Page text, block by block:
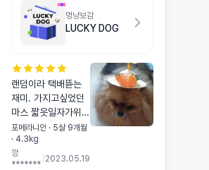
한 걸 쓰는 편인데 거
기에 가로로 한 장 놔
두면 참 편하게 쓸 수
에 아로마패드XL도
색 + 스티커 있는 상
태로 배변판을 꽉 채
워 테두리에 붙이는
크기였다면, 요 상품
은 검정색 + 베이비
파우더향 + 스티커
멍냥보감
LUCKY DOG
랜덤이라 택배뜯는
재미. 가지고싶었던
마스 짧읏일자가위
받아서 죠음! 계란후
라이넥카라. 가위. 에
코백. 베지핫바. 베스
포메라니안 · 5살 9개월
· 4.3kg
깡
*******
2023.05.19